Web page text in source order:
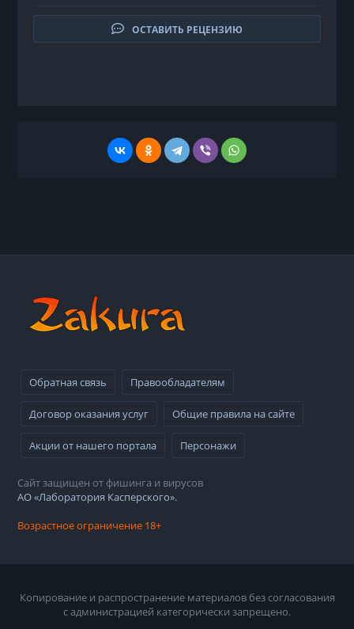
ОСТАВИТЬ РЕЦЕНЗИЮ
Обратная связь Правообладателям
Договор оказания услуг Общие правила на сайте
Акции от нашего портала Персонажи
Сайт защищен от фишинга и вирусов
АО «Лаборатория Касперского».
Возрастное ограничение 18+
Копирование и распространение материалов без согласования
с администрацией категорически запрещено.